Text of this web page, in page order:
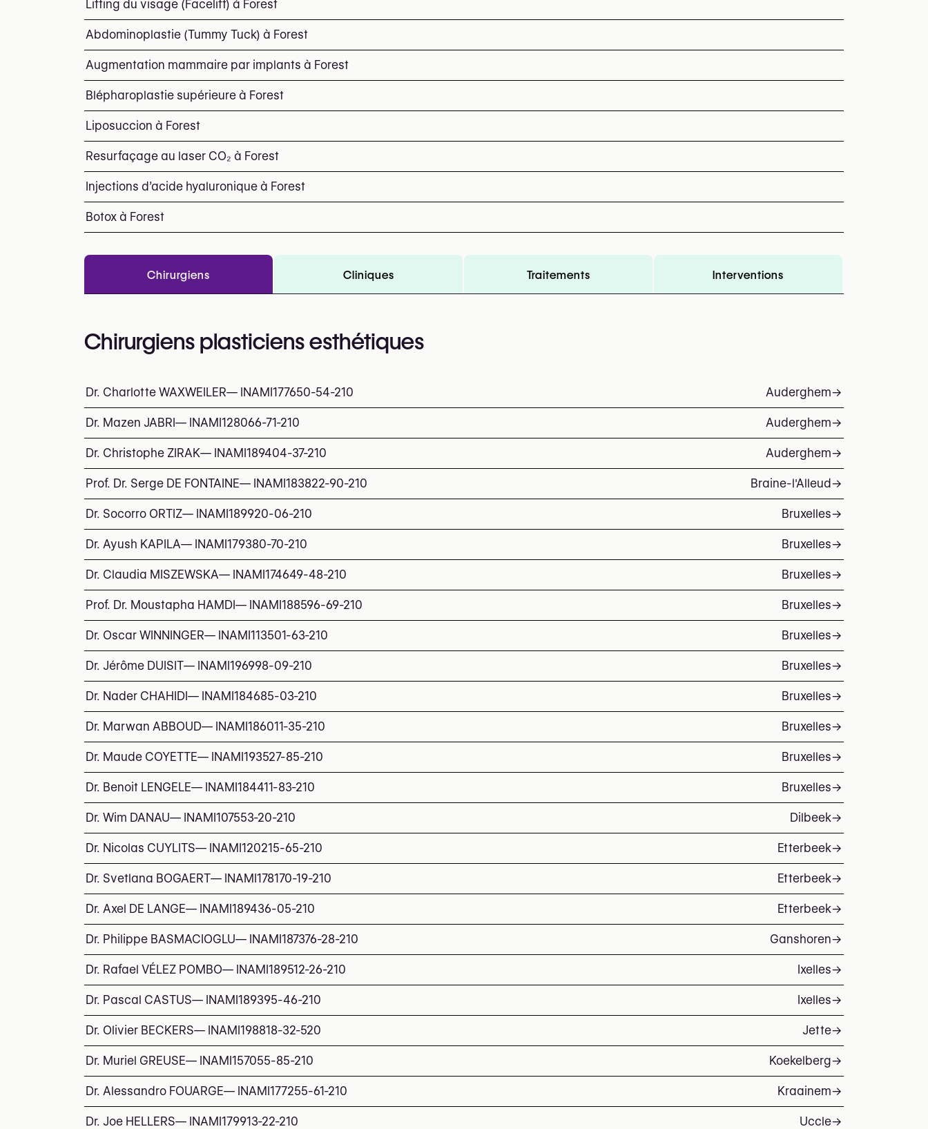
Lifting du visage (Facelift) à Forest
Abdominoplastie (Tummy Tuck) à Forest
Augmentation mammaire par implants à Forest
Blépharoplastie supérieure à Forest
Liposuccion à Forest
Resurfaçage au laser CO₂ à Forest
Injections d’acide hyaluronique à Forest
Botox à Forest
Chirurgiens Cliniques Traitements Interventions
Chirurgiens plasticiens esthétiques
Dr. Charlotte WAXWEILER— INAMI 177650-54-210 Auderghem→
Dr. Mazen JABRI — INAMI 128066-71-210 Auderghem→
Dr. Christophe ZIRAK— INAMI 189404-37-210 Auderghem→
Prof. Dr. Serge DE FONTAINE— INAMI 183822-90-210 Braine-l'Alleud →
Dr. Socorro ORTIZ— INAMI 189920-06-210 Bruxelles→
Dr. Ayush KAPILA— INAMI 179380-70-210 Bruxelles→
Dr. Claudia MISZEWSKA— INAMI 174649-48-210 Bruxelles→
Prof. Dr. Moustapha HAMDI — INAMI 188596-69-210 Bruxelles→
Dr. Oscar WINNINGER— INAMI 113501-63-210 Bruxelles→
Dr. Jérôme DUISIT— INAMI 196998-09-210 Bruxelles→
Dr. Nader CHAHIDI — INAMI 184685-03-210 Bruxelles→
Dr. Marwan ABBOUD— INAMI 186011-35-210 Bruxelles→
Dr. Maude COYETTE— INAMI 193527-85-210 Bruxelles→
Dr. Benoit LENGELE— INAMI 184411-83-210 Bruxelles→
Dr. Wim DANAU— INAMI 107553-20-210 Dilbeek→
Dr. Nicolas CUYLITS— INAMI 120215-65-210 Etterbeek→
Dr. Svetlana BOGAERT— INAMI 178170-19-210 Etterbeek→
Dr. Axel DE LANGE— INAMI 189436-05-210 Etterbeek→
Dr. Philippe BASMACIOGLU— INAMI 187376-28-210 Ganshoren→
Dr. Rafael VÉLEZ POMBO— INAMI 189512-26-210 Ixelles→
Dr. Pascal CASTUS— INAMI 189395-46-210 Ixelles→
Dr. Olivier BECKERS— INAMI 198818-32-520 Jette→
Dr. Muriel GREUSE— INAMI 157055-85-210 Koekelberg→
Dr. Alessandro FOUARGE— INAMI 177255-61-210 Kraainem→
Dr. Joe HELLERS— INAMI 179913-22-210 Uccle→